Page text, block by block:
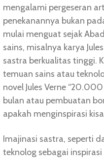
mengalami pergeseran
penekanannya bukan
mulai menguat sejak
sains, misalnya karya
sastra berkualitas tinggi.
temuan sains atau
novel Jules Verne
bulan atau pembuatan
apakah menginspirasi
Imajinasi sastra, seperti
teknolog sebagai